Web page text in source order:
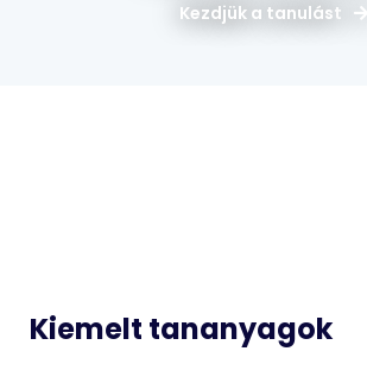
Kezdjük a tanulást
Kiemelt tananyagok